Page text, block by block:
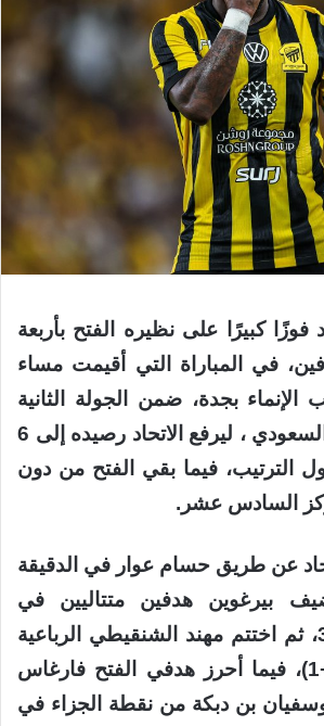
فوزًا كبيرًا على نظيره الفتح بأربعة
في المباراة التي أقيمت مساء
بجدة، ضمن الجولة الثانية
من دوري روشن السعودي ، ليرفع الاتحاد رصيده إلى 6
الترتيب، فيما بقي الفتح من دون
السادس عشر.
عن طريق حسام عوار في الدقيقة
بيرغوين هدفين متتاليين في
الدقيقتين 35 و39، ثم اختتم مهند الشنقيطي الرباعية
في الدقيقة (90+1)، فيما أحرز هدفي الفتح فارغاس
الدقيقة 33، وسفيان بن دبكة من نقطة الجزاء في